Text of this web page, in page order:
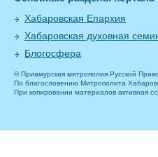
Хабаровская Епархия
Хабаровская духовная
Блогосфера
© Приамурская митрополия Русской
По благословению Митрополита
При копировании материалов активная